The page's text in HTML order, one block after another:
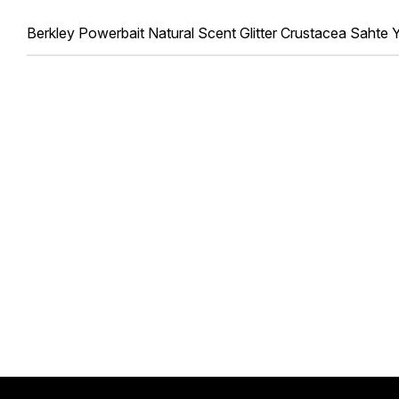
Berkley Powerbait Natural Scent Glitter Crustacea Sahte